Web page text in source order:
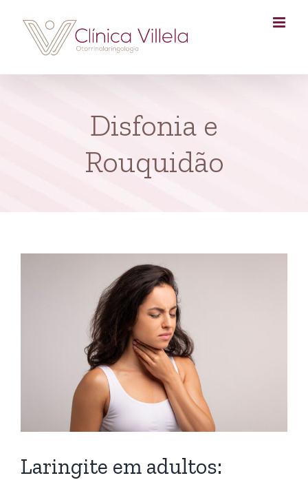
content
Disfonia e
Rouquidão
Laringite em adultos: